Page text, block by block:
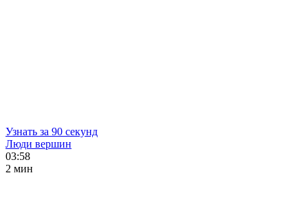
Узнать за 90 секунд
Люди вершин
03:58
2 мин